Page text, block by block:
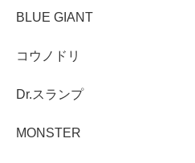
BLUE GIANT
コウノドリ
Dr.スランプ
MONSTER